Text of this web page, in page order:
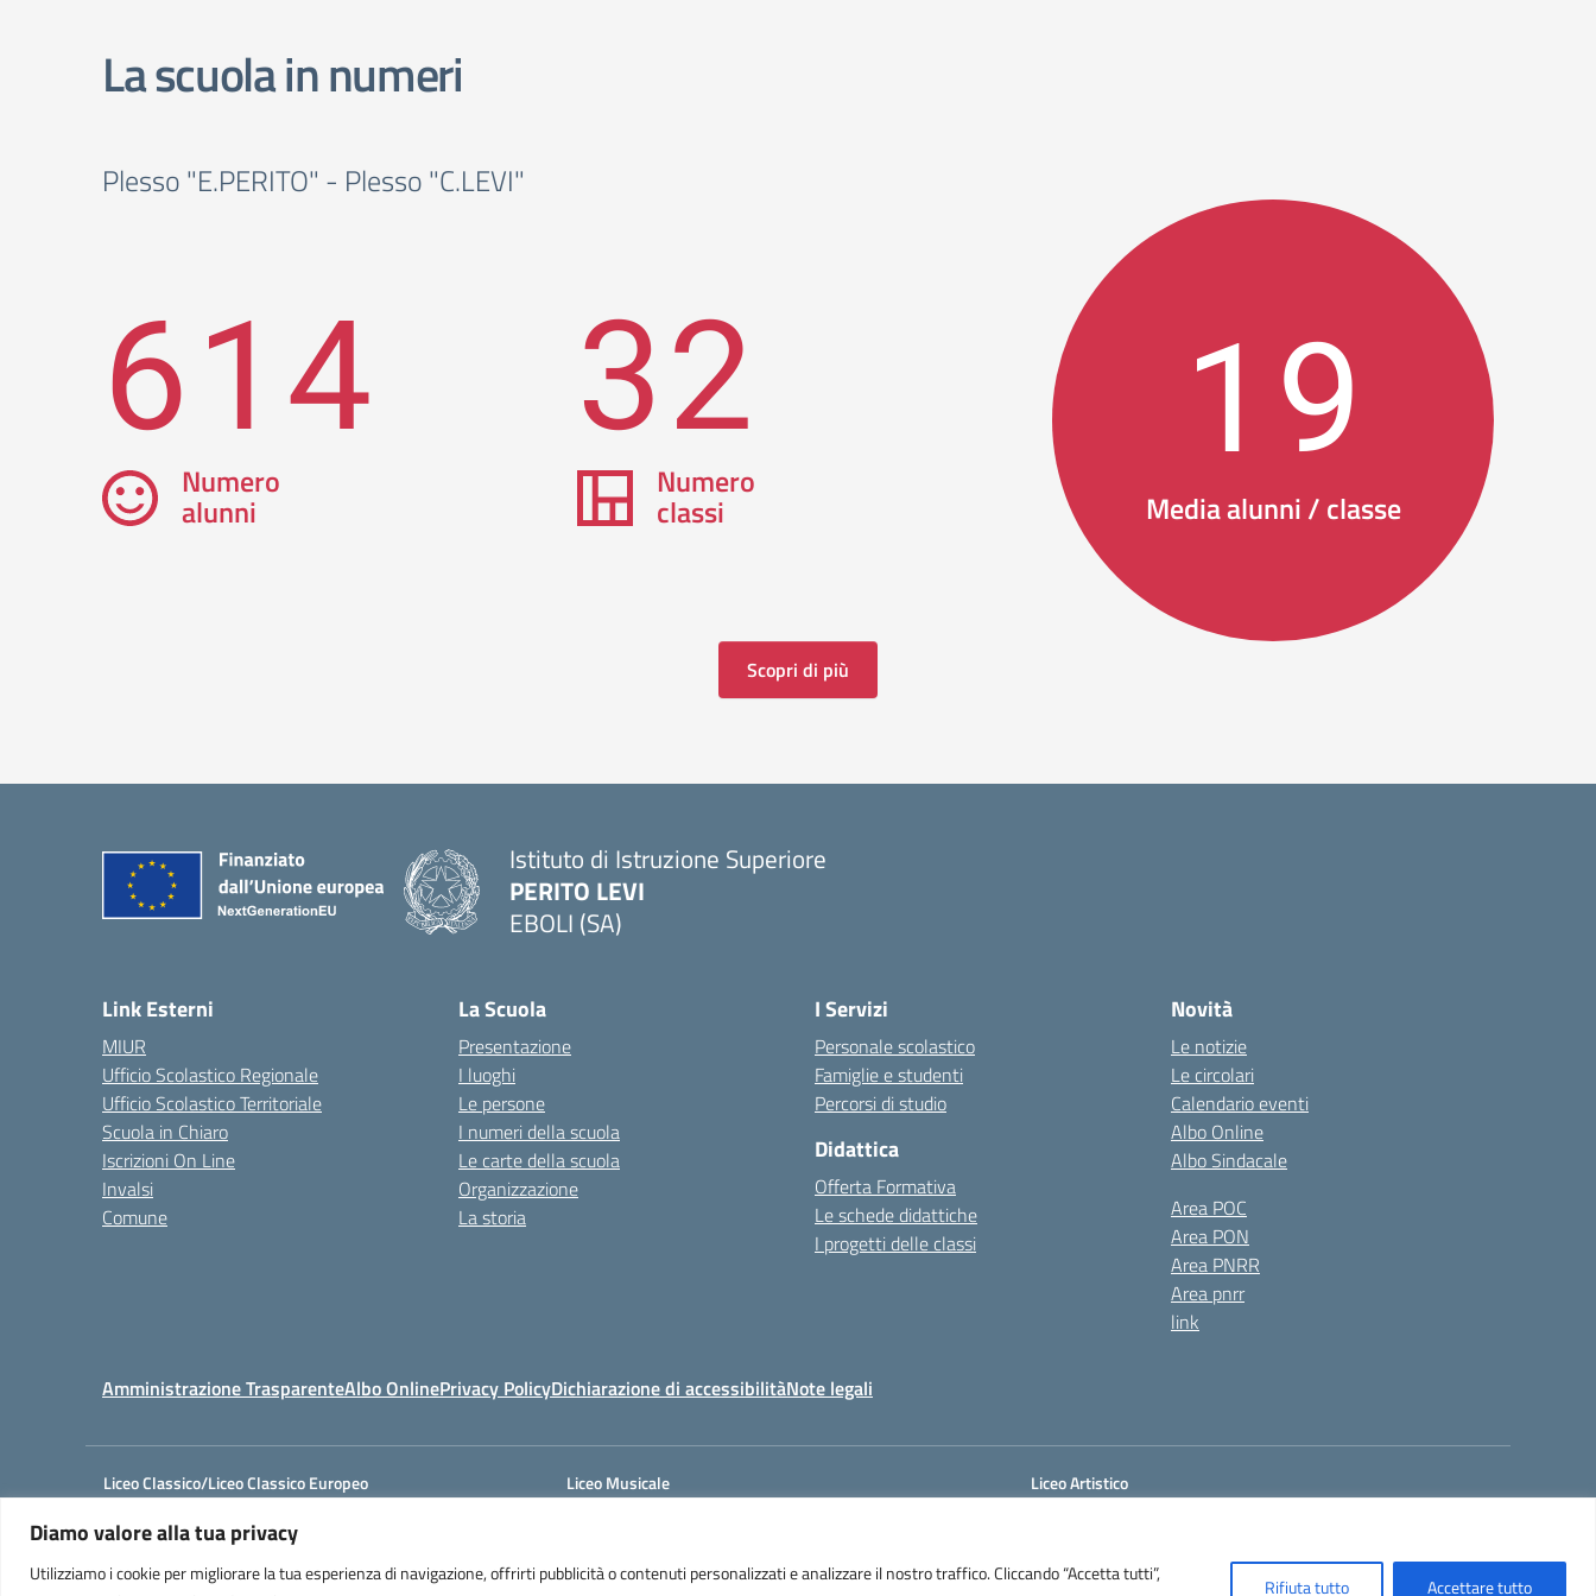
Diamo valore alla tua privacy
Utilizziamo i cookie per migliorare la tua esperienza di navigazione, offrirti pubblicità o contenuti personalizzati e analizzare il nostro traffico. Cliccando “Accetta tutti”,
Rifiuta tutto Accettare tutto
La scuola in numeri
Plesso "E.PERITO" - Plesso "C.LEVI"
614
Numero
alunni
32
Numero
classi
19
Media alunni / classe
Scopri di più
Istituto di Istruzione Superiore
PERITO LEVI
EBOLI (SA)
Link Esterni
MIUR
Ufficio Scolastico Regionale
Ufficio Scolastico Territoriale
Scuola in Chiaro
Iscrizioni On Line
Invalsi
Comune
La Scuola
Presentazione
I luoghi
Le persone
I numeri della scuola
Le carte della scuola
Organizzazione
La storia
I Servizi
Personale scolastico
Famiglie e studenti
Percorsi di studio
Didattica
Offerta Formativa
Le schede didattiche
I progetti delle classi
Novità
Le notizie
Le circolari
Calendario eventi
Albo Online
Albo Sindacale
Area POC
Area PON
Area PNRR
Area pnrr
link
Amministrazione TrasparenteAlbo OnlinePrivacy PolicyDichiarazione di accessibilitàNote legali
Liceo Classico/Liceo Classico Europeo
Via Perito, 20 - EBOLI (SA)
e-mail: sais059003@istruzione.it
Liceo Musicale
e-mail: sais059003@istruzione.it
Liceo Artistico
Tel. 0828-366793 – Fax. 0828-367410
e-mail: sais059003@istruzione.it